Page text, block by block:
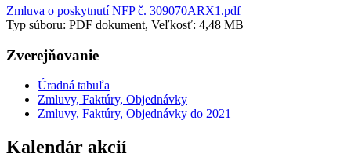
Zmluva o poskytnutí NFP č. 309070ARX1.pdf
Typ súboru: PDF dokument, Veľkosť: 4,48 MB
Zverejňovanie
Úradná tabuľa
Zmluvy, Faktúry, Objednávky
Zmluvy, Faktúry, Objednávky do 2021
Kalendár akcií